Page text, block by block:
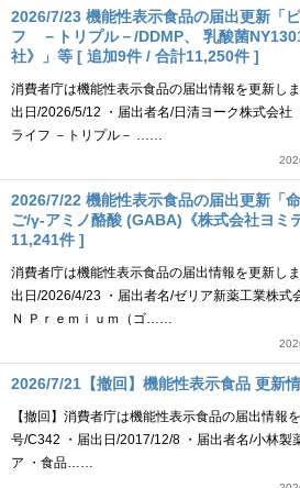
2026/7/23 機能性表示食品の届出更新「
フ －トリプル－/DDMP、 乳酸菌
社》」等 [ 追加9件 / 合計11,250件 ]
消費者庁は機能性表示食品の届出情報を更新し
出日/2026/5/12 ・届出者名/日清ヨーク株式会社
ライフ －トリプル－ ……
2026/7/22 機能性表示食品の届出更新「
ご/γ-アミノ酪酸 (GABA)《株式会社ヨミ
11,241件 ]
消費者庁は機能性表示食品の届出情報を更新し
出日/2026/4/23 ・届出者名/ゼリア新薬工業株式
Ｎ Ｐｒｅｍｉｕｍ（ゴ……
2026/7/21【撤回】機能性表示食品 更新
【撤回】消費者庁は機能性表示食品の届出情報
号/C342 ・届出日/2017/12/8 ・届出者名/小林製
ア ・食品……